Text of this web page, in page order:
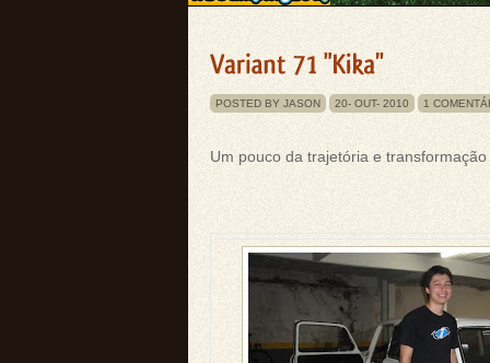
POSTED BY JASON 20- OUT- 2010 1
Um pouco da trajetória e